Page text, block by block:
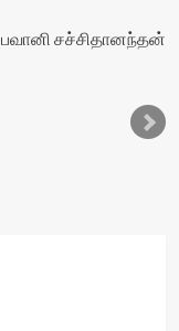
பவானி சச்சிதானந்தன்